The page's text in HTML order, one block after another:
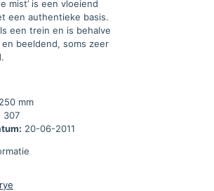
mist’ is een vloeiend
een authentieke basis.
een trein en is behalve
beeldend, soms zeer
mm
307
20-06-2011